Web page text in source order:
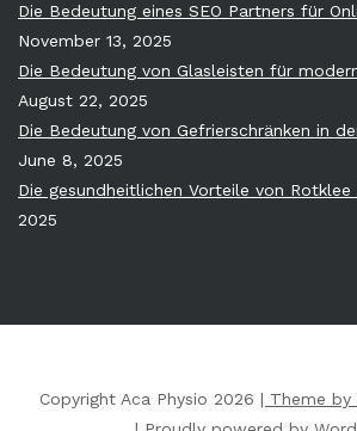
Die Bedeutung eines SEO Partners für
November 13, 2025
Die Bedeutung von Glasleisten für
August 22, 2025
Die Bedeutung von Gefrierschränken in
June 8, 2025
Die gesundheitlichen Vorteile von
2025
Copyright Aca Physio 2026 | Theme by